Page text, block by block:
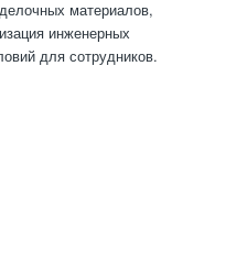
материалов,
инженерных
для сотрудников.